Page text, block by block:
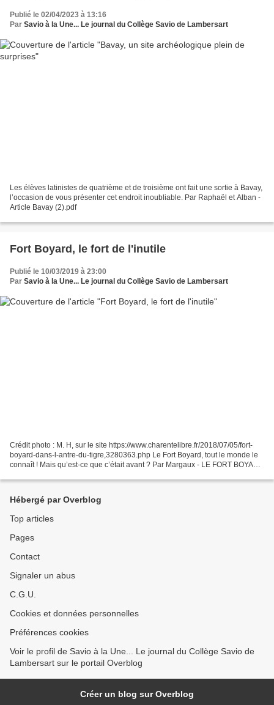
Publié le 02/04/2023 à 13:16
Par Savio à la Une... Le journal du Collège Savio de Lambersart
Les élèves latinistes de quatrième et de troisième ont fait une sortie à Bavay,
l’occasion de vous présenter cet endroit inoubliable. Par Raphaël et Alban -
Article Bavay (2).pdf
Fort Boyard, le fort de l'inutile
Publié le 10/03/2019 à 23:00
Par Savio à la Une... Le journal du Collège Savio de Lambersart
Crédit photo : M. H, sur le site https://www.charentelibre.fr/2018/07/05/fort-
boyard-dans-l-antre-du-tigre,3280363.php Le Fort Boyard, tout le monde le
connaît ! Mais qu’est-ce que c’était avant ? Par Margaux - LE FORT BOYARD
Hébergé par Overblog
Top articles
Pages
Contact
Signaler un abus
C.G.U.
Cookies et données personnelles
Préférences cookies
Voir le profil de Savio à la Une... Le journal du Collège Savio de
Lambersart sur le portail Overblog
Créer un blog sur Overblog